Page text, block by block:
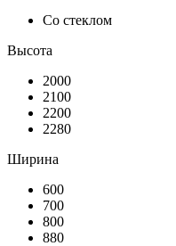
Со стеклом
Высота
2000
2100
2200
2280
Ширина
600
700
800
880